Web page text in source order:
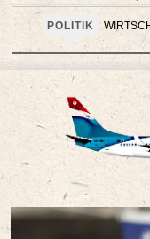
POLITIK